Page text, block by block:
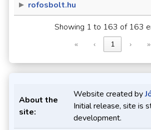
rofosbolt.hu
Showing 1 to 163 of 163
« ‹ 1 › »
About the
site:
Website created by
Initial release, site is
development.